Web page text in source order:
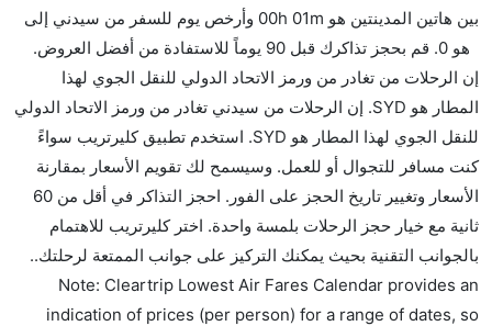
نعم، يمكنك حمل طعامك الخاص، و لكن يجب أن يكون معبئا
بشكل جيد.
هل سيقدم لي الكحول على متن رحلة من إلى سيدني؟
لا تقدم شركة الطيران الكحول على متن رحلة داخلية. يتم
تقديم الكحول على متن الرحلات الدولية فقط.
ما متوسط أسعار رحلة الدرجة الاقتصادية من إلى سيدني؟
تتراوح أسعار رحلة الدرجة الاقتصادية من AED 0 إلى AED
480. طيران الإمارات, شرق الصين للطيران, الخطوط
الجوية كانتاس, هزلتون الإقليمي, الخطوط الجوية الأمريكية,
الخطوط الجوية البريطانية, الاتحاد للطيران, طيران
بين هاتين المدينتين هو 00h 01m وأرخص يوم للسفر من سيدني إلى
هو 0. قم بحجز تذاكرك قبل 90 يوماً للاستفادة من أفضل العروض.
إن الرحلات من تغادر من ورمز الاتحاد الدولي للنقل الجوي لهذا
المطار هو SYD. إن الرحلات من سيدني تغادر من ورمز الاتحاد الدولي
للنقل الجوي لهذا المطار هو SYD. استخدم تطبيق كليرتريب سواءً
كنت مسافر للتجوال أو للعمل. وسيسمح لك تقويم الأسعار بمقارنة
الأسعار وتغيير تاريخ الحجز على الفور. احجز التذاكر في أقل من 60
ثانية مع خيار حجز الرحلات بلمسة واحدة. اختر كليرتريب للاهتمام
بالجوانب التقنية بحيث يمكنك التركيز على جوانب الممتعة لرحلتك..
Note: Cleartrip Lowest Air Fares Calendar provides an
indication of prices (per person) for a range of dates, so